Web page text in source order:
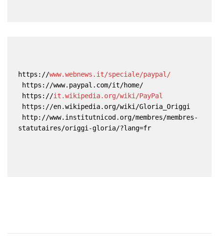
https://www.webnews.it/speciale/paypal/
https://www.paypal.com/it/home/
https://it.wikipedia.org/wiki/PayPal
https://en.wikipedia.org/wiki/Gloria_Origgi
statutaires/origgi-gloria/?lang=fr